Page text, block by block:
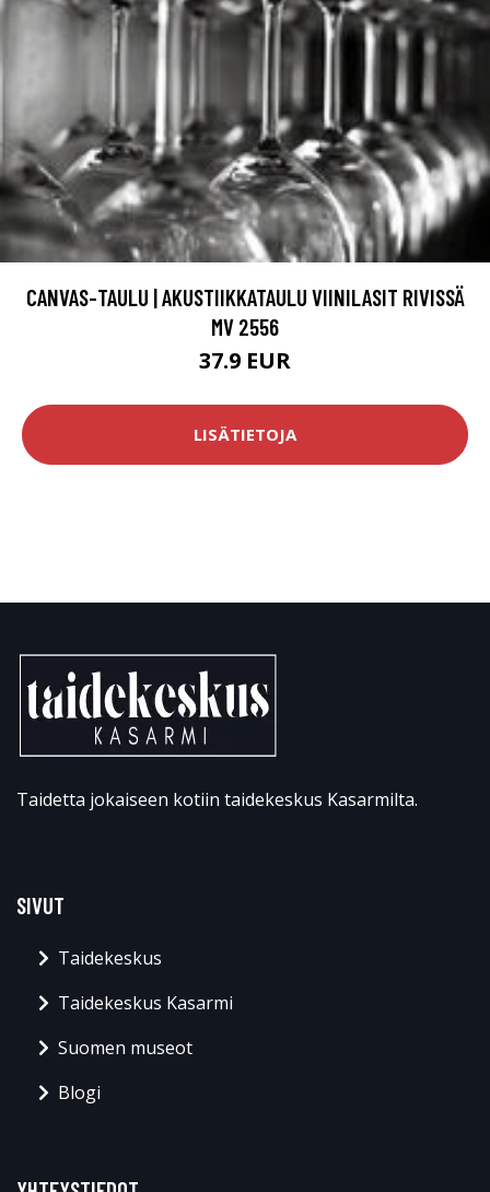
CANVAS-TAULU | AKUSTIIKKATAULU VIINILASIT RIVISSÄ
MV 2556
37.9 EUR
LISÄTIETOJA
Taidetta jokaiseen kotiin taidekeskus Kasarmilta.
SIVUT
Taidekeskus
Taidekeskus Kasarmi
Suomen museot
Blogi